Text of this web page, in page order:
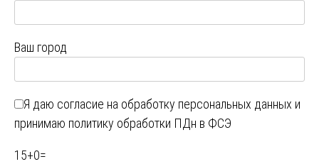
Ваш город
Я даю согласие на обработку персональных данных и
принимаю политику обработки ПДн в ФСЭ
15+0=